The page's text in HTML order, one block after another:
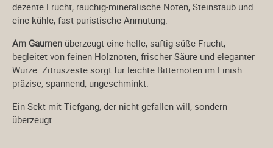
dezente Frucht, rauchig-mineralische Noten, Steinstaub und
eine kühle, fast puristische Anmutung.
Am Gaumen überzeugt eine helle, saftig-süße Frucht,
begleitet von feinen Holznoten, frischer Säure und eleganter
Würze. Zitruszeste sorgt für leichte Bitternoten im Finish –
präzise, spannend, ungeschminkt.
Ein Sekt mit Tiefgang, der nicht gefallen will, sondern
überzeugt.